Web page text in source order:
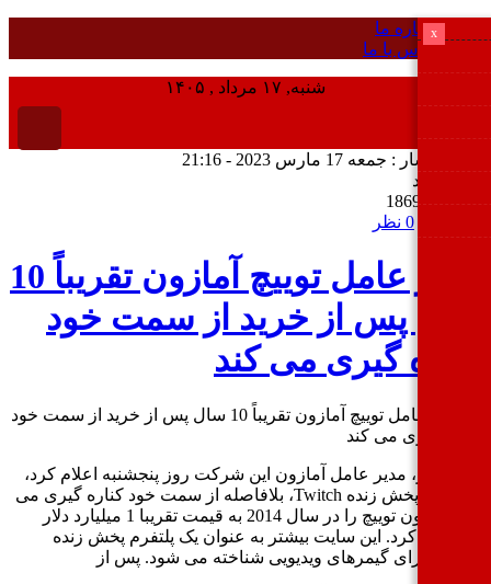
درباره ما
تماس با ما
شنبه, ۱۷ مرداد , ۱۴۰۵
: جمعه 17 مارس 2023 - 21:16
مدیر عامل توییچ آمازون تقریباً 10
پس از خرید از سمت خود
گیری می کند
شیر، مدیر عامل آمازون این شرکت روز پنجشنبه اعلام کرد،
سرویس پخش زنده Twitch، بلافاصله از سمت خود کناره گیری می
کند. آمازون توییچ را در سال 2014 به قیمت تقریبا 1 میلیارد دلار
کرد. این سایت بیشتر به عنوان یک پلتفرم پخش زنده
برای گیمرهای ویدیویی شناخته می شود. پس از